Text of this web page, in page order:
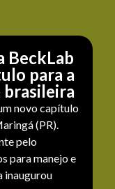
BeckLab
para a
brasileira
novo capítulo
(PR).
pelo
para manejo e
inaugurou